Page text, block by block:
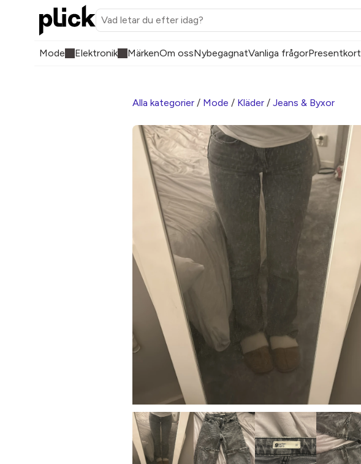
Mode Elektronik MärkenOm ossNybegagnatVanliga frågorPresentkort
Alla kategorier / Mode / Kläder / Jeans & Byxor